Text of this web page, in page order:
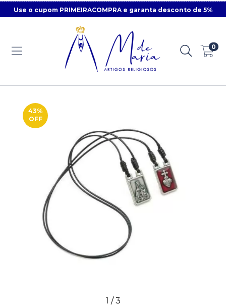
Use o cupom PRIMEIRACOMPRA e garanta desconto de 5%
0
43%
OFF
1 /3